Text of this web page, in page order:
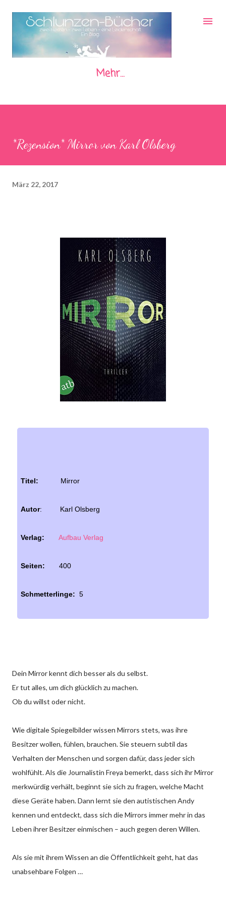
Direkt zum Hauptbereich
Mehr…
*Rezension* Mirror von Karl Olsberg
März 22, 2017
Titel: Mirror
Autor: Karl Olsberg
Verlag: Aufbau Verlag
Seiten: 400
Schmetterlinge: 5
Dein Mirror kennt dich besser als du selbst.
Er tut alles, um dich glücklich zu machen.
Ob du willst oder nicht.
Wie digitale Spiegelbilder wissen Mirrors stets, was ihre
Besitzer wollen, fühlen, brauchen. Sie steuern subtil das
Verhalten der Menschen und sorgen dafür, dass jeder sich
wohlfühlt. Als die Journalistin Freya bemerkt, dass sich ihr Mirror
merkwürdig verhält, beginnt sie sich zu fragen, welche Macht
diese Geräte haben. Dann lernt sie den autistischen Andy
kennen und entdeckt, dass sich die Mirrors immer mehr in das
Leben ihrer Besitzer einmischen – auch gegen deren Willen.
Als sie mit ihrem Wissen an die Öffentlichkeit geht, hat das
unabsehbare Folgen …